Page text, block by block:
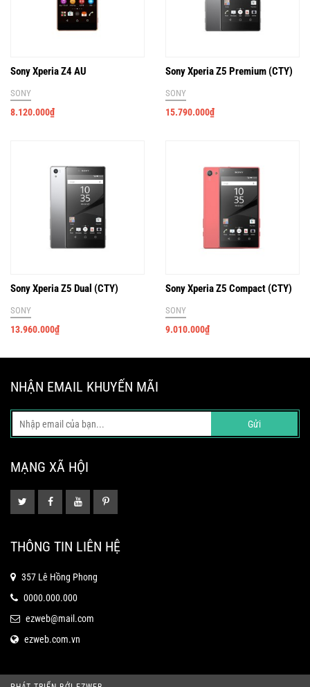
Sony Xperia Z4 AU
SONY
8.120.000₫
Sony Xperia Z5 Premium (CTY)
SONY
15.790.000₫
Sony Xperia Z5 Dual (CTY)
SONY
13.960.000₫
Sony Xperia Z5 Compact (CTY)
SONY
9.010.000₫
NHẬN EMAIL KHUYẾN MÃI
Gửi
MẠNG XÃ HỘI
THÔNG TIN LIÊN HỆ
357 Lê Hồng Phong
0000.000.000
ezweb@mail.com
ezweb.com.vn